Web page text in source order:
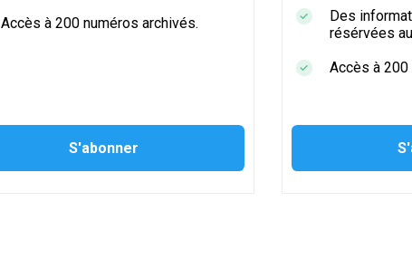
Accès à 200 numéros archivés.
Des
résérvées
Accès à 200